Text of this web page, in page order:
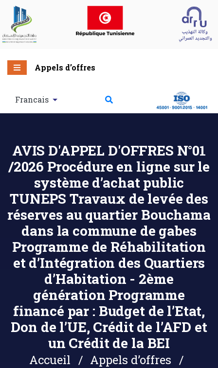
Appels d’offres
Francais
AVIS D'APPEL D'OFFRES N°01
/2026 Procédure en ligne sur le
système d’achat public
TUNEPS Travaux de levée des
réserves au quartier Bouchama
dans la commune de gabes
Programme de Réhabilitation
et d’Intégration des Quartiers
d’Habitation - 2ème
génération Programme
financé par : Budget de l’Etat,
Don de l’UE, Crédit de l’AFD et
un Crédit de la BEI
Accueil
Appels d’offres